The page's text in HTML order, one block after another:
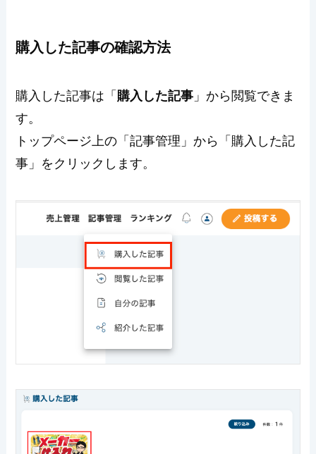
購入した記事の確認方法
購入した記事は「 購入した記事 」から閲覧できま
す。
トップページ上の「記事管理」から「購入した記
事」をクリックします。